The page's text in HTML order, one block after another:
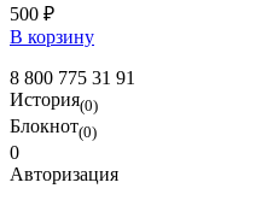
500 ₽
В корзину
8 800 775 31 91
История(0)
Блокнот(0)
0
Авторизация